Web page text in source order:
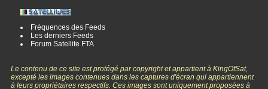
Fréquences des Feeds
Les derniers Feeds
Forum Satellite FTA
Le contenu de ce site est protégé par copyright et appartient à KingOfSat,
excepté les images contenues dans les captures d'écran qui appartiennent
à leurs propriétaires respectifs. Ces images sont uniquement proposées à